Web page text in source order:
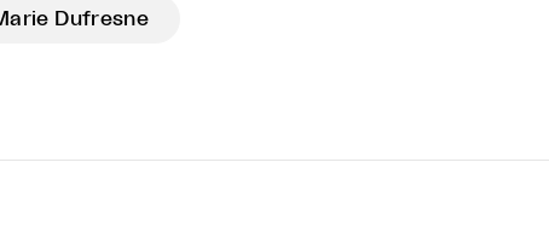
Dufresne